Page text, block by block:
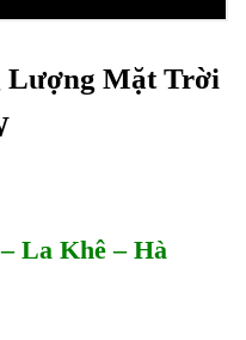
Lượng Mặt Trời
La Khê – Hà